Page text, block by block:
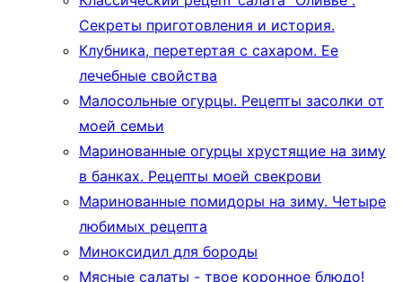
Секреты приготовления и история.
Клубника, перетертая с сахаром. Ее
лечебные свойства
Малосольные огурцы. Рецепты засолки от
моей семьи
Маринованные огурцы хрустящие на зиму
в банках. Рецепты моей свекрови
Маринованные помидоры на зиму. Четыре
любимых рецепта
Миноксидил для бороды
Мясные салаты - твое коронное блюдо!